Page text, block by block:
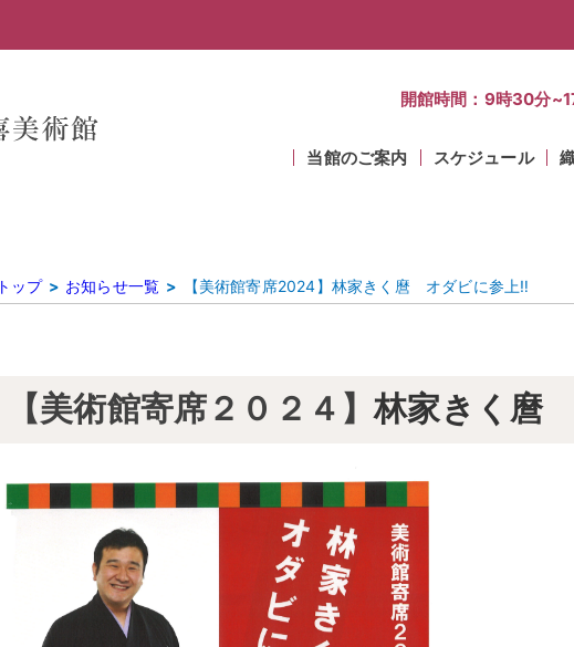
開館時間：9時30分
当館のご案内 スケジュール
トップ お知らせ一覧 【美術館寄席2024】林家きく麿 オダビに参上‼
【美術館寄席２０２４】林家きく麿